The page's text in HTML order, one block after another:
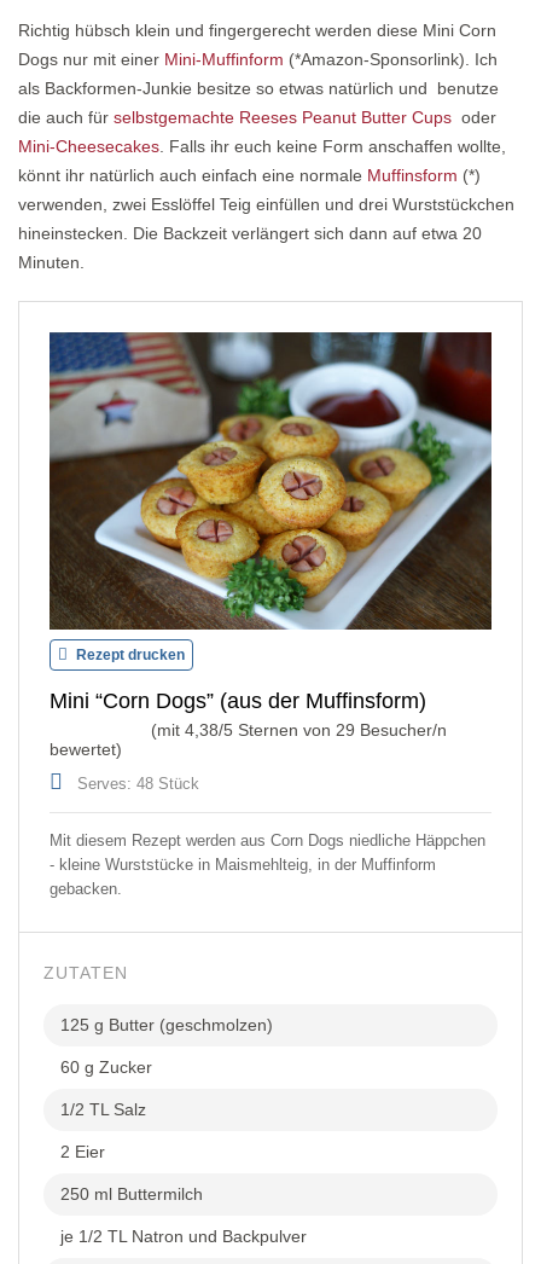
Richtig hübsch klein und fingergerecht werden diese Mini Corn
Dogs nur mit einer Mini-Muffinform (*Amazon-Sponsorlink). Ich
als Backformen-Junkie besitze so etwas natürlich und benutze
die auch für selbstgemachte Reeses Peanut Butter Cups oder
Mini-Cheesecakes . Falls ihr euch keine Form anschaffen wollte,
könnt ihr natürlich auch einfach eine normale Muffinsform (*)
verwenden, zwei Esslöffel Teig einfüllen und drei Wurststückchen
hineinstecken. Die Backzeit verlängert sich dann auf etwa 20
Minuten.
Rezept drucken
Mini “Corn Dogs” (aus der Muffinsform)
(mit 4,38/5 Sternen von 29 Besucher/n
bewertet)
Serves: 48 Stück
Mit diesem Rezept werden aus Corn Dogs niedliche Häppchen
- kleine Wurststücke in Maismehlteig, in der Muffinform
gebacken.
ZUTATEN
125 g Butter (geschmolzen)
60 g Zucker
1/2 TL Salz
2 Eier
250 ml Buttermilch
je 1/2 TL Natron und Backpulver